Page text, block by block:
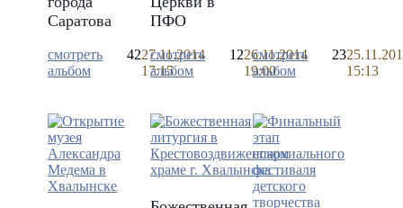
Саратова
смотреть
альбом
4227.11.2014
17:15
ПФО
смотреть
альбом
1226.11.2014
19:00
смотреть
альбом
23
15:13